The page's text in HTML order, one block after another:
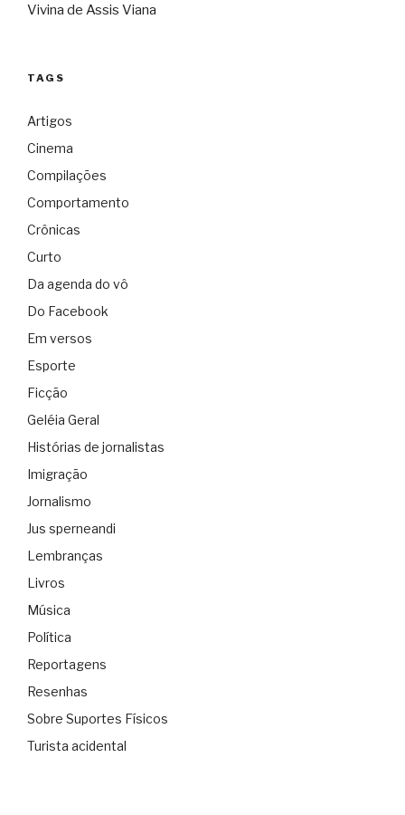
Vivina de Assis Viana
TAGS
Artigos
Cinema
Compilações
Comportamento
Crônicas
Curto
Da agenda do vô
Do Facebook
Em versos
Esporte
Ficção
Geléia Geral
Histórias de jornalistas
Imigração
Jornalismo
Jus sperneandi
Lembranças
Livros
Música
Política
Reportagens
Resenhas
Sobre Suportes Físicos
Turista acidental